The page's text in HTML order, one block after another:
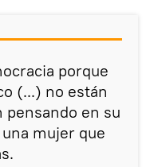
porque
(...) no están
pensando en su
mujer que